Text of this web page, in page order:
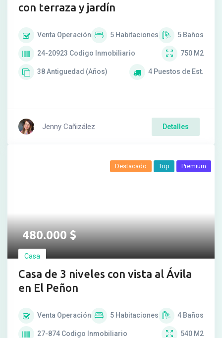
con terraza y jardín
Venta Operación 5 Habitaciones 5 Baños
24-20923 Codigo Inmobiliario 750 M2
38Antiguedad (Años) 4 Puestos de Est.
Jenny Cañizález Detalles
480.000$
Casa
Casa de 3 niveles con vista al Ávila
en El Peñon
Destacado Top Premium
Venta Operación 5 Habitaciones 4 Baños
27-874 Codigo Inmobiliario 540 M2